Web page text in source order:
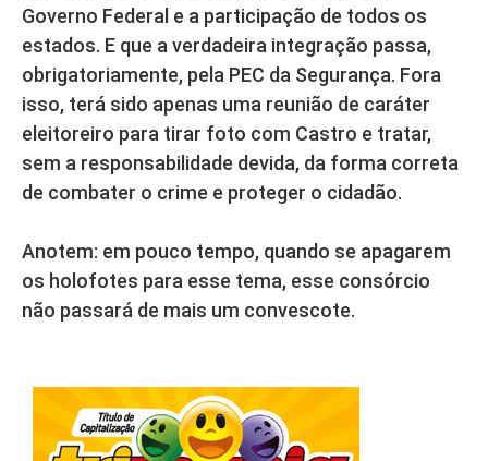
Governo Federal e a participação de todos os
estados. E que a verdadeira integração passa,
obrigatoriamente, pela PEC da Segurança. Fora
isso, terá sido apenas uma reunião de caráter
eleitoreiro para tirar foto com Castro e tratar,
sem a responsabilidade devida, da forma correta
de combater o crime e proteger o cidadão.
Anotem: em pouco tempo, quando se apagarem
os holofotes para esse tema, esse consórcio
não passará de mais um convescote.